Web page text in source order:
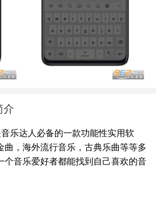
介
乐达人必备的一款功能性实用软
曲，海外流行音乐，古典乐曲等等多
个音乐爱好者都能找到自己喜欢的音